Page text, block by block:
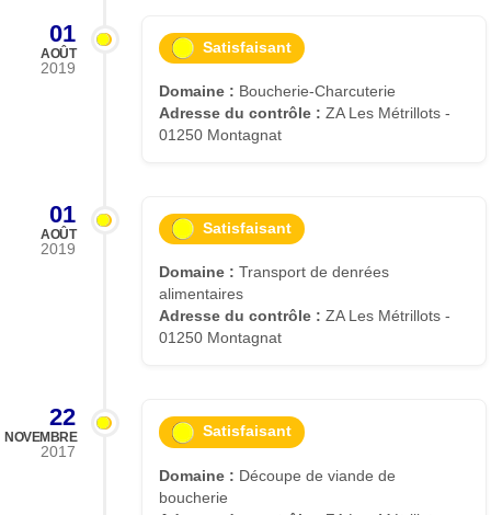
01
AOÛT
2019
Satisfaisant
Domaine : Boucherie-Charcuterie
Adresse du contrôle : ZA Les Métrillots -
01250 Montagnat
01
AOÛT
2019
Satisfaisant
Domaine : Transport de denrées
alimentaires
Adresse du contrôle : ZA Les Métrillots -
01250 Montagnat
22
NOVEMBRE
2017
Satisfaisant
Domaine : Découpe de viande de
boucherie